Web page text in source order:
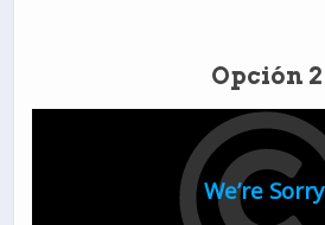
Opción 2